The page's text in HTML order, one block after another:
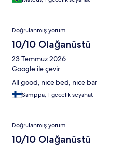
Doğrulanmış yorum
10/10 Olağanüstü
23 Temmuz 2026
Google ile çevir
All good, nice bed, nice bar
Samppa, 1 gecelik seyahat
Doğrulanmış yorum
10/10 Olağanüstü